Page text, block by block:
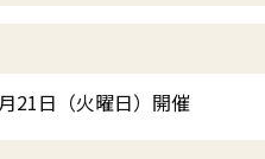
21日（火曜日）開催